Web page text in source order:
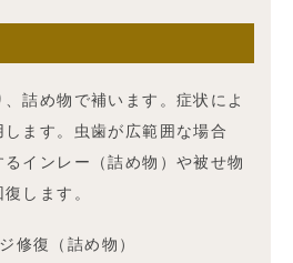
詰め物で補います。症状によ
ます。虫歯が広範囲な場合
インレー（詰め物）や被せ物
します。
修復（詰め物）